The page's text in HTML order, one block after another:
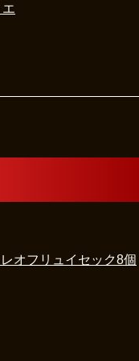
オフリュイセック8個